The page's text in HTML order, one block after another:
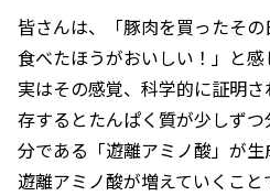
皆さんは、「豚肉を買ったそ
食べたほうがおいしい！」と
実はその感覚、科学的に証明
存するとたんぱく質が少しず
分である「遊離アミノ酸」が生
遊離アミノ酸が増えていくこ